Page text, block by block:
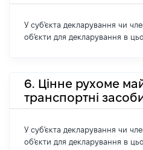
У суб'єкта декларування чи
об'єкти для декларування в
6. Цінне рухоме
транспортні
У суб'єкта декларування чи
об'єкти для декларування в